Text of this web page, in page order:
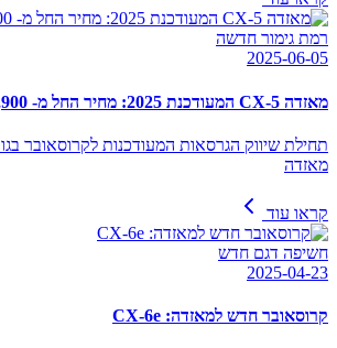
רמת גימור חדשה
2025-06-05
מאזדה CX-5 המעודכנת 2025: מחיר החל מ- 180,900 ש"ח
תחילת שיווק הגרסאות המעודכנות לקרוסאובר
מאזדה
קראו עוד
חשיפה דגם חדש
2025-04-23
קרוסאובר חדש למאזדה: CX-6e